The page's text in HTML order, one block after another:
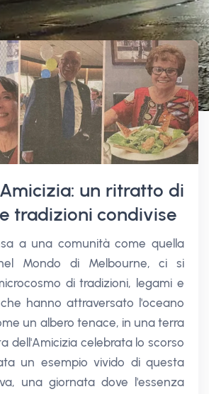
un ritratto di
tradizioni condivise
a una comunità come quella
Mondo di Melbourne, ci si
di tradizioni, legami e
hanno attraversato l'oceano
un albero tenace, in una terra
dell'Amicizia celebrata lo scorso
un esempio vivido di questa
una giornata dove l'essenza